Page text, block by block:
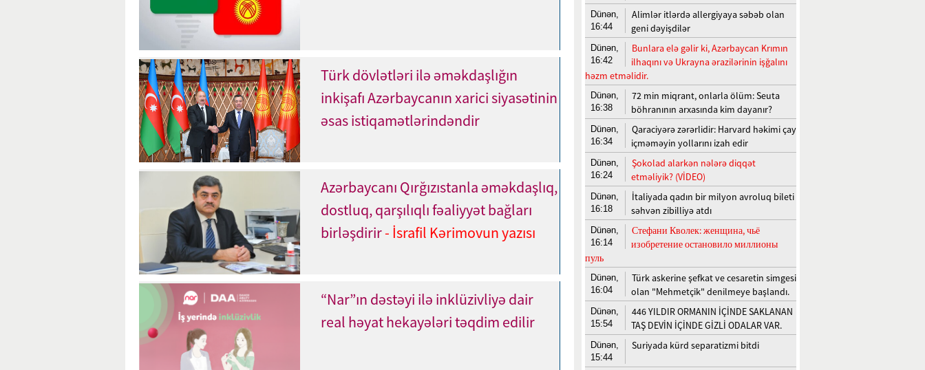
Türk dövlətləri ilə əməkdaşlığın
inkişafı Azərbaycanın xarici siyasətinin
əsas istiqamətlərindəndir
Azərbaycanı Qırğızıstanla əməkdaşlıq,
dostluq, qarşılıqlı fəaliyyət bağları
birləşdirir- İsrafil Kərimovun yazısı
“Nar”ın dəstəyi ilə inklüzivliyə dair
real həyat hekayələri təqdim edilir
Dünən,
16:44
Alimlər itlərdə allergiyaya səbəb olan
geni dəyişdilər
Dünən,
16:42
Bunlara elə gəlir ki, Azərbaycan Krımın
ilhaqını və Ukrayna ərazilərinin işğalını
həzm etməlidir.
Dünən,
16:38
72 min miqrant, onlarla ölüm: Seuta
böhranının arxasında kim dayanır?
Dünən,
16:34
Qaraciyərə zərərlidir: Harvard həkimi çay
içməməyin yollarını izah edir
Dünən,
16:24
Şokolad alarkən nələrə diqqət
etməliyik? (VİDEO)
Dünən,
16:18
İtaliyada qadın bir milyon avroluq bileti
səhvən zibilliyə atdı
Dünən,
16:14
Стефани Кволек: женщина, чьё
изобретение остановило миллионы
пуль
Dünən,
16:04
Türk askerine şefkat ve cesaretin simgesi
olan "Mehmetçik" denilmeye başlandı.
Dünən,
15:54
446 YILDIR ORMANIN İÇİNDE SAKLANAN
TAŞ DEVİN İÇİNDE GİZLİ ODALAR VAR.
Dünən,
15:44
Suriyada kürd separatizmi bitdi